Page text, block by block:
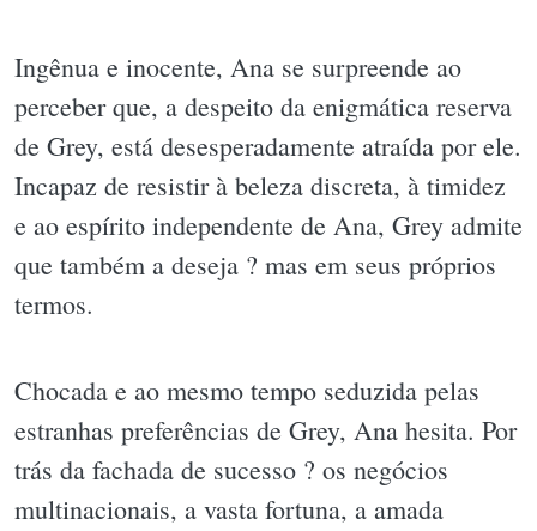
Ingênua e inocente, Ana se surpreende ao
perceber que, a despeito da enigmática reserva
de Grey, está desesperadamente atraída por ele.
Incapaz de resistir à beleza discreta, à timidez
e ao espírito independente de Ana, Grey admite
que também a deseja ? mas em seus próprios
termos.
Chocada e ao mesmo tempo seduzida pelas
estranhas preferências de Grey, Ana hesita. Por
trás da fachada de sucesso ? os negócios
multinacionais, a vasta fortuna, a amada